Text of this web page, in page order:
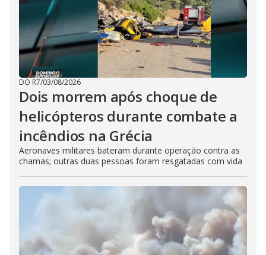
DO R7/03/08/2026
Dois morrem após choque de
helicópteros durante combate a
incêndios na Grécia
Aeronaves militares bateram durante operação contra as
chamas; outras duas pessoas foram resgatadas com vida